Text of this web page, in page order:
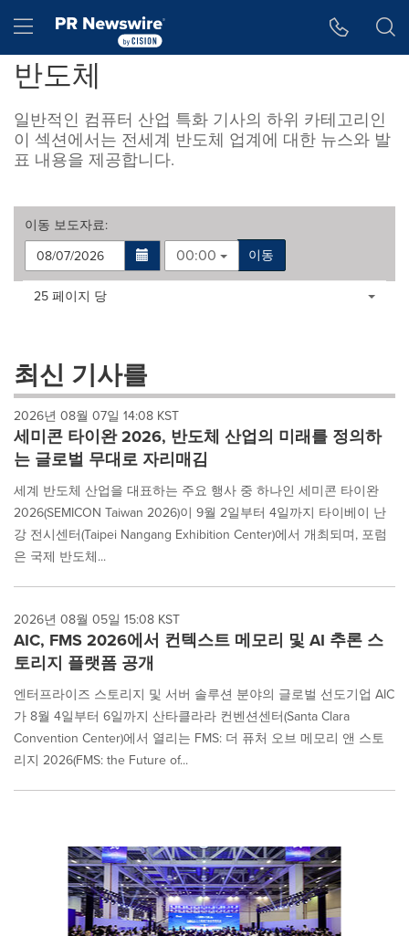
Hamburger menu
반도체
일반적인 컴퓨터 산업 특화 기사의 하위 카테고리인
이 섹션에서는 전세계 반도체 업계에 대한 뉴스와 발
표 내용을 제공합니다.
이동 보도자료:
00:00
이동
Making
these
dropdown
will
cause
content
on
this
page
to
change.
News
listings
as
each
option
is
selected.
Items per page:
25 페이지 당
최신 기사를
2026년 08월 07일 14:08 KST
세미콘 타이완 2026, 반도체 산업의 미래를 정의하
는 글로벌 무대로 자리매김
세계 반도체 산업을 대표하는 주요 행사 중 하나인 세미콘 타이완
2026(SEMICON Taiwan 2026)이 9월 2일부터 4일까지 타이베이 난
강 전시센터(Taipei Nangang Exhibition Center)에서 개최되며, 포럼
은 국제 반도체...
2026년 08월 05일 15:08 KST
AIC, FMS 2026에서 컨텍스트 메모리 및 AI 추론 스
토리지 플랫폼 공개
엔터프라이즈 스토리지 및 서버 솔루션 분야의 글로벌 선도기업 AIC
가 8월 4일부터 6일까지 산타클라라 컨벤션센터(Santa Clara
Convention Center)에서 열리는 FMS: 더 퓨처 오브 메모리 앤 스토
리지 2026(FMS: the Future of...